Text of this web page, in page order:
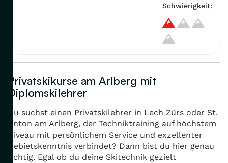
Schwierigkeit:
Privatskikurse am Arlberg mit
Diplomskilehrer
Du suchst einen Privatskilehrer in Lech Zürs oder St.
Anton am Arlberg, der Techniktraining auf höchstem
Niveau mit persönlichem Service und exzellenter
Gebietskenntnis verbindet? Dann bist du hier genau
richtig. Egal ob du deine Skitechnik gezielt